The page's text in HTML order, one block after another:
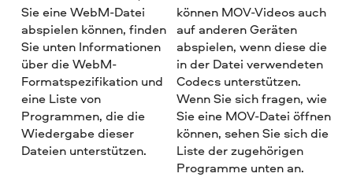
Sie eine WebM-Datei
abspielen können, finden
Sie unten Informationen
über die WebM-
Formatspezifikation und
eine Liste von
Programmen, die die
Wiedergabe dieser
Dateien unterstützen.
können MOV-Videos auch
auf anderen Geräten
abspielen, wenn diese die
in der Datei verwendeten
Codecs unterstützen.
Wenn Sie sich fragen, wie
Sie eine MOV-Datei öffnen
können, sehen Sie sich die
Liste der zugehörigen
Programme unten an.